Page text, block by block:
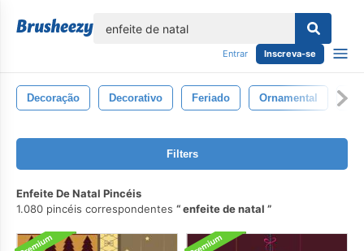
Entrar Inscreva-se
Decoração Decorativo Feriado Ornamental
Filters
Enfeite De Natal Pincéis
1.080 pincéis correspondentes
enfeite de natal